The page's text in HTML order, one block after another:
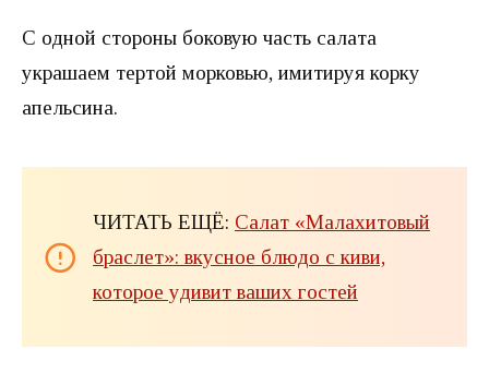
С одной стороны боковую часть салата
украшаем тертой морковью, имитируя корку
апельсина.
ЧИТАТЬ ЕЩЁ: Салат «Малахитовый
браслет»: вкусное блюдо с киви,
которое удивит ваших гостей